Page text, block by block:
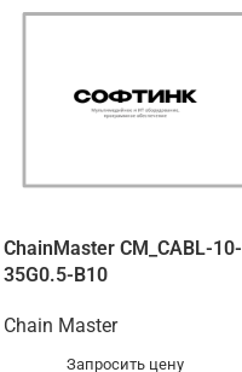
ChainMaster CM_CABL-10-
35G0.5-B10
Chain Master
Запросить цену